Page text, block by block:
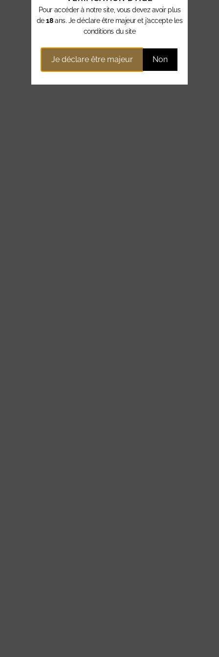
Pour accéder à notre site, vous devez avoir plus
de18ans. Je déclare être majeur et j’accepte les
conditions du site
Je déclare être majeur Non